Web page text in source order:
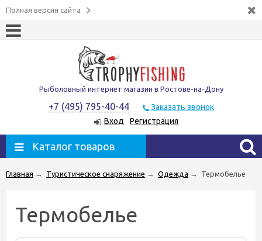
Полная версия сайта
Рыболовный интернет магазин в Ростове-на-Дону
+7 (495) 795-40-44
Заказать звонок
Вход
Регистрация
Каталог товаров
Главная → Туристическое снаряжение → Одежда → Термобелье
Термобелье